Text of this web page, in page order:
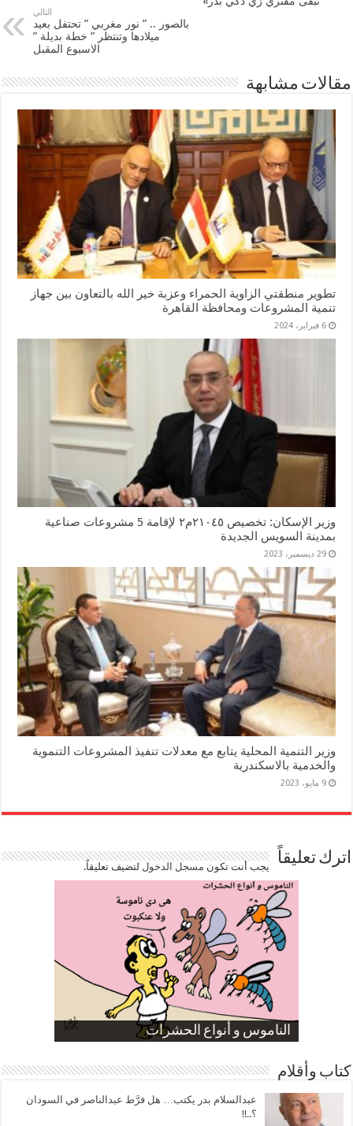
التالي
بالصور .. ” نور مغربي ” تحتفل بعيد
ميلادها وتنتظر ” خطة بديلة ”
الاسبوع المقبل
مقالات مشابهة
تطوير منطقتي الزاوية الحمراء وعزبة خير الله بالتعاون بين جهاز
تنمية المشروعات ومحافظة القاهرة
6 فبراير، 2024
وزير الإسكان: تخصيص ٢١٠٤٥م٢ لإقامة 5 مشروعات صناعية
بمدينة السويس الجديدة
29 ديسمبر، 2023
وزير التنمية المحلية يتابع مع معدلات تنفيذ المشروعات التنموية
والخدمية بالاسكندرية
9 مايو، 2023
اترك تعليقاً يجب أنت تكون مسجل الدخوللتضيف تعليقاً.
الناموس و أنواع الحشرات
الموظفين بعد ارتفاع الأسعار
ارتفاع نسبة الطلاق في مصر
صورة كاركاتيرية
صورة كاركاتيرية
كتاب وأقلام
عبدالسلام بدر يكتب… هل فرَّط عبدالناصر في السودان
؟..!!